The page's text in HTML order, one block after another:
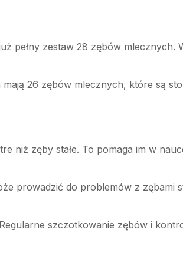
pełny zestaw 28 zębów mlecznych.
26 zębów mlecznych, które są
niż zęby stałe. To pomaga im w
prowadzić do problemów z zębami
szczotkowanie zębów i